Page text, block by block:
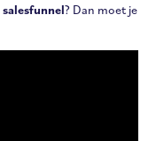
salesfunnel? Dan moet je